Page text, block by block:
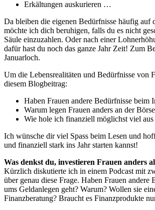
Erkältungen auskurieren …
Da bleiben die eigenen Bedürfnisse häufig auf
möchte ich dich beruhigen, falls du es nicht
Säule einzuzahlen. Oder nach einer
dafür hast du noch das ganze Jahr Zeit! Zum
Januarloch.
Um die Lebensrealitäten und Bedürfnisse von
diesem Blogbeitrag:
Haben Frauen andere Bedürfnisse beim
Warum legen Frauen anders an der
Wie hole ich finanziell möglichst viel aus
Ich wünsche dir viel Spass beim Lesen und
und finanziell stark ins Jahr starten kannst!
Was denkst du, investieren Frauen anders
Kürzlich diskutierte ich in einem Podcast mit
über genau diese Frage. Haben Frauen andere
ums Geldanlegen geht? Warum? Wollen sie
Finanzberatung? Braucht es Finanzprodukte